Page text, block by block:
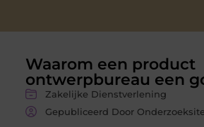
Waarom een product
ontwerpbureau een
Zakelijke Dienstverlening
Gepubliceerd Door